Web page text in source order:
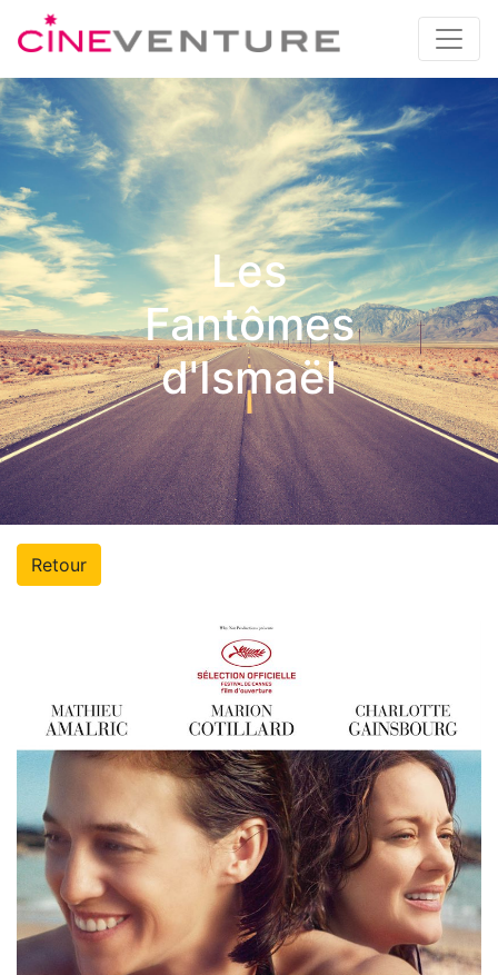
Les
Fantômes
d'Ismaël
Retour